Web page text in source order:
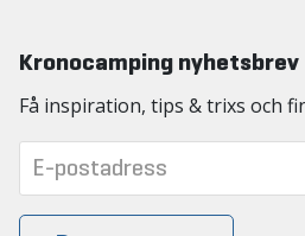
Kronocamping nyhetsbrev
Få inspiration, tips & trixs och